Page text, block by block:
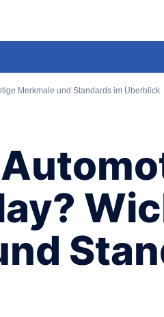
Merkmale und Standards im Überblick